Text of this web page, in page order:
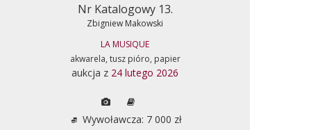
Nr Katalogowy 13.
Zbigniew Makowski
LA MUSIQUE
akwarela, tusz pióro, papier
aukcja z 24 lutego 2026
Wywoławcza: 7 000 zł